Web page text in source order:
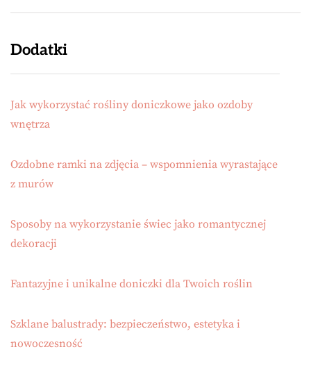
Dodatki
Jak wykorzystać rośliny doniczkowe jako ozdoby
wnętrza
Ozdobne ramki na zdjęcia – wspomnienia wyrastające
z murów
Sposoby na wykorzystanie świec jako romantycznej
dekoracji
Fantazyjne i unikalne doniczki dla Twoich roślin
Szklane balustrady: bezpieczeństwo, estetyka i
nowoczesność